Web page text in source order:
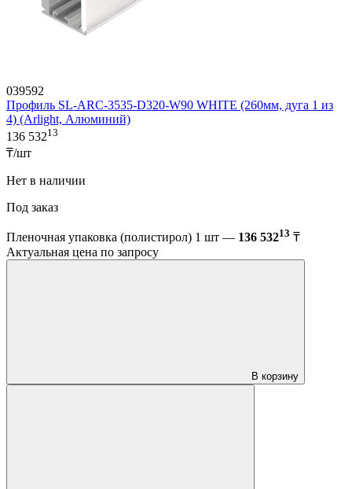
039592
Профиль SL-ARC-3535-D320-W90 WHITE (260мм, дуга 1 из
4) (Arlight, Алюминий)
136 53213
₸/шт
Нет в наличии
Под заказ
Пленочная упаковка (полистирол) 1 шт — 136 53213 ₸
Актуальная цена по запросу
В корзину